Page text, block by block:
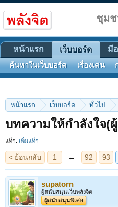
หน้าแรก เว็บบอร์ด ทั่วไป
บทความให้กำลังใจ(
แท็ก: เพิ่มแท็ก
< ย้อนกลับ 1 ← 92 93 94 95 96
supatorn
ผู้สนับสนุนเว็บพลังจิต
ผู้สนับสนุนพิเศษ
ชุม
หน้าแรก เว็บบอร์ด
ค้นหาในเว็บบอร์ด เรื่องเด่น
มี